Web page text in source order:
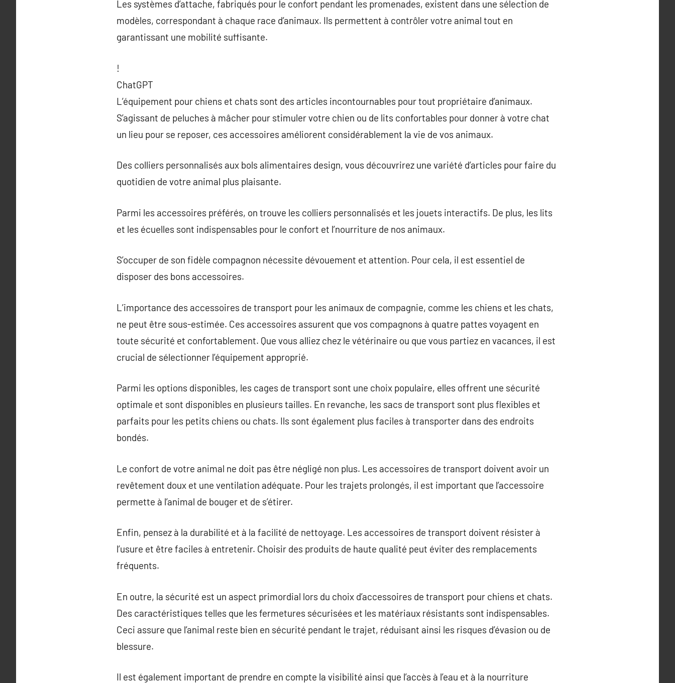
Les systèmes d’attache, fabriqués pour le confort pendant les promenades, existent dans une sélection de
modèles, correspondant à chaque race d’animaux. Ils permettent à contrôler votre animal tout en
garantissant une mobilité suffisante.
!
ChatGPT
L’équipement pour chiens et chats sont des articles incontournables pour tout propriétaire d’animaux.
S’agissant de peluches à mâcher pour stimuler votre chien ou de lits confortables pour donner à votre chat
un lieu pour se reposer, ces accessoires améliorent considérablement la vie de vos animaux.
Des colliers personnalisés aux bols alimentaires design, vous découvrirez une variété d’articles pour faire du
quotidien de votre animal plus plaisante.
Parmi les accessoires préférés, on trouve les colliers personnalisés et les jouets interactifs. De plus, les lits
et les écuelles sont indispensables pour le confort et l’nourriture de nos animaux.
S’occuper de son fidèle compagnon nécessite dévouement et attention. Pour cela, il est essentiel de
disposer des bons accessoires.
L’importance des accessoires de transport pour les animaux de compagnie, comme les chiens et les chats,
ne peut être sous-estimée. Ces accessoires assurent que vos compagnons à quatre pattes voyagent en
toute sécurité et confortablement. Que vous alliez chez le vétérinaire ou que vous partiez en vacances, il est
crucial de sélectionner l’équipement approprié.
Parmi les options disponibles, les cages de transport sont une choix populaire, elles offrent une sécurité
optimale et sont disponibles en plusieurs tailles. En revanche, les sacs de transport sont plus flexibles et
parfaits pour les petits chiens ou chats. Ils sont également plus faciles à transporter dans des endroits
bondés.
Le confort de votre animal ne doit pas être négligé non plus. Les accessoires de transport doivent avoir un
revêtement doux et une ventilation adéquate. Pour les trajets prolongés, il est important que l’accessoire
permette à l’animal de bouger et de s’étirer.
Enfin, pensez à la durabilité et à la facilité de nettoyage. Les accessoires de transport doivent résister à
l’usure et être faciles à entretenir. Choisir des produits de haute qualité peut éviter des remplacements
fréquents.
En outre, la sécurité est un aspect primordial lors du choix d’accessoires de transport pour chiens et chats.
Des caractéristiques telles que les fermetures sécurisées et les matériaux résistants sont indispensables.
Ceci assure que l’animal reste bien en sécurité pendant le trajet, réduisant ainsi les risques d’évasion ou de
blessure.
Il est également important de prendre en compte la visibilité ainsi que l’accès à l’eau et à la nourriture